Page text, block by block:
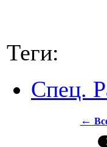
Теги:
Спец.
←